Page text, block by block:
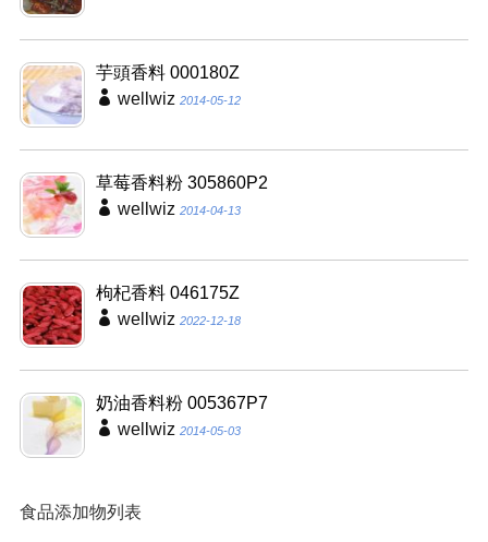
芋頭香料 000180Z
wellwiz 2014-05-12
草莓香料粉 305860P2
wellwiz 2014-04-13
枸杞香料 046175Z
wellwiz 2022-12-18
奶油香料粉 005367P7
wellwiz 2014-05-03
食品添加物列表